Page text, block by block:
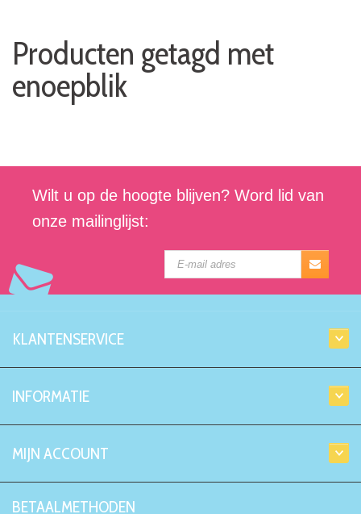
Producten getagd met
enoepblik
Wilt u op de hoogte blijven? Word lid van
onze mailinglijst:
KLANTENSERVICE
INFORMATIE
MIJN ACCOUNT
BETAALMETHODEN